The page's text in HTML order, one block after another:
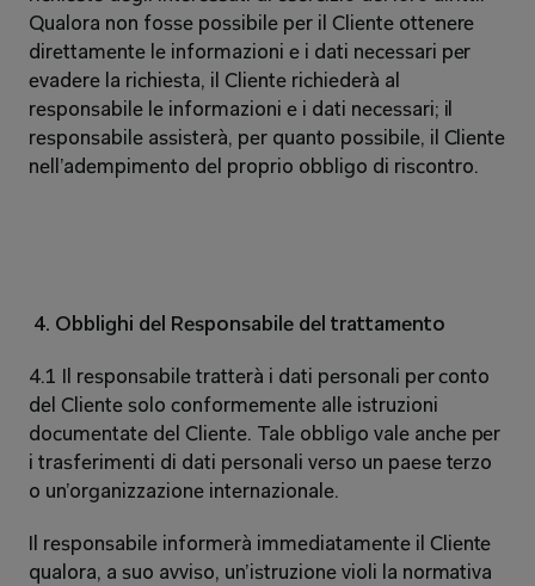
Qualora non fosse possibile per il Cliente ottenere
direttamente le informazioni e i dati necessari per
evadere la richiesta, il Cliente richiederà al
responsabile le informazioni e i dati necessari; il
responsabile assisterà, per quanto possibile, il Cliente
nell’adempimento del proprio obbligo di riscontro.
4. Obblighi del Responsabile del trattamento
4.1 Il responsabile tratterà i dati personali per conto
del Cliente solo conformemente alle istruzioni
documentate del Cliente. Tale obbligo vale anche per
i trasferimenti di dati personali verso un paese terzo
o un’organizzazione internazionale.
Il responsabile informerà immediatamente il Cliente
qualora, a suo avviso, un’istruzione violi la normativa